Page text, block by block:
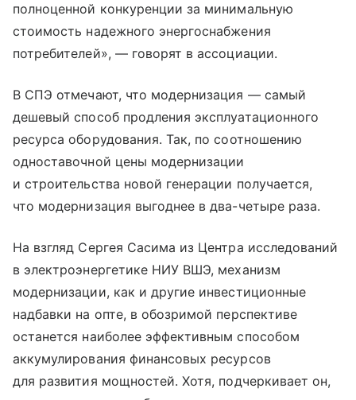
полноценной конкуренции за минимальную
стоимость надежного энергоснабжения
потребителей», — говорят в ассоциации.
В СПЭ отмечают, что модернизация — самый
дешевый способ продления эксплуатационного
ресурса оборудования. Так, по соотношению
одноставочной цены модернизации
и строительства новой генерации получается,
что модернизация выгоднее в два-четыре раза.
На взгляд Сергея Сасима из Центра исследований
в электроэнергетике НИУ ВШЭ, механизм
модернизации, как и другие инвестиционные
надбавки на опте, в обозримой перспективе
останется наиболее эффективным способом
аккумулирования финансовых ресурсов
для развития мощностей. Хотя, подчеркивает он,